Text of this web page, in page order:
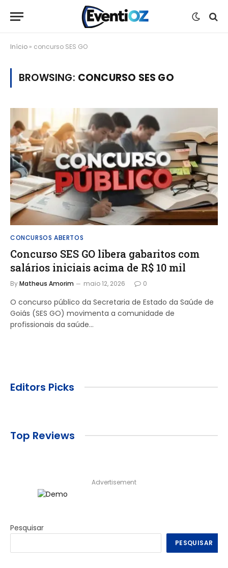
Início » concurso SES GO
BROWSING: CONCURSO SES GO
CONCURSOS ABERTOS
Concurso SES GO libera gabaritos com
salários iniciais acima de R$ 10 mil
ByMatheus Amorim maio 12, 2026 0
O concurso público da Secretaria de Estado da Saúde de
Goiás (SES GO) movimenta a comunidade de
profissionais da saúde…
Editors Picks
Top Reviews
Advertisement
Pesquisar
PESQUISAR